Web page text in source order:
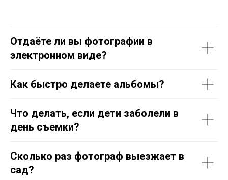
Отдаёте ли вы фотографии в
электронном виде?
Как быстро делаете альбомы?
Что делать, если дети заболели в
день съемки?
Сколько раз фотограф выезжает в
сад?